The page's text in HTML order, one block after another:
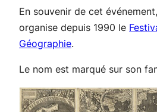
En souvenir de cet
organise depuis 1990 le
Géographie.
Le nom est marqué sur son